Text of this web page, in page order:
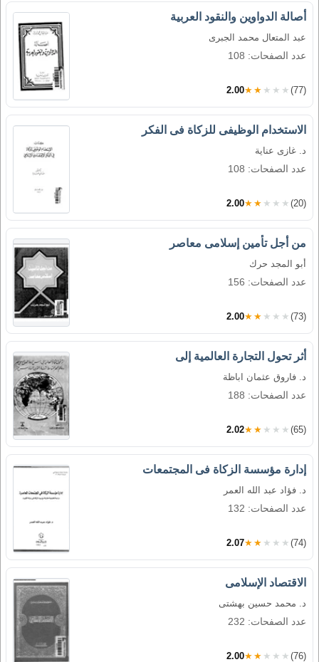
أصالة الدواوين والنقود العربية
عبد المتعال محمد الجبرى
عدد الصفحات: 108
2.00★★★★★ (77)
الاستخدام الوظيفى للزكاة فى الفكر
د. غازى عناية
عدد الصفحات: 108
2.00★★★★★ (20)
من أجل تأمين إسلامى معاصر
أبو المجد حرك
عدد الصفحات: 156
2.00★★★★★ (73)
أثر تحول التجارة العالمية إلى
د. فاروق عثمان اباظة
عدد الصفحات: 188
2.02★★★★★ (65)
إدارة مؤسسة الزكاة فى المجتمعات
د. فؤاد عبد الله العمر
عدد الصفحات: 132
2.07★★★★★ (74)
الاقتصاد الإسلامى
د. محمد حسين بهشتى
عدد الصفحات: 232
2.00★★★★★ (76)